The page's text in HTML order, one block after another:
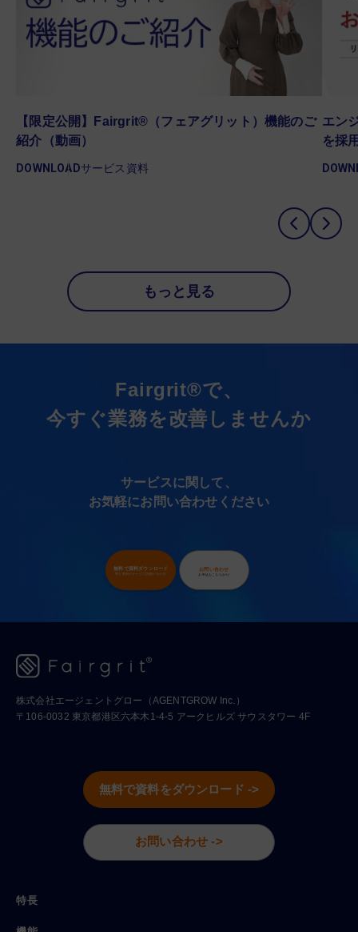
【限定公開】Fairgrit®（フェアグリット）機能のご
紹介（動画）
DOWNLOADサービス資料
エン
を採
もっと見る
Fairgrit®で、
今すぐ業務を改善しませんか
サービスに関して、
お気軽にお問い合わせください
無料で資料ダウンロード
導入事例やサービス詳細が分かる!
お問い合わせ
お申込もこちらから!
株式会社エージェントグロー（AGENTGROW Inc.）
〒106-0032 東京都港区六本木1-4-5 アークヒルズ サウスタワー 4F
無料で資料をダウンロード ->
お問い合わせ ->
特長